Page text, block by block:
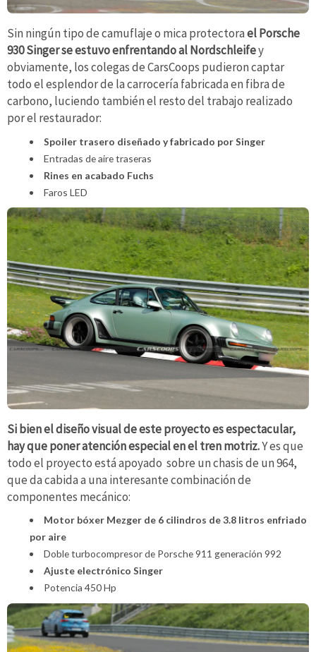
Sin ningún tipo de camuflaje o mica protectorael Porsche
930 Singer se estuvo enfrentando al Nordschleifey
obviamente, los colegas de CarsCoops pudieron captar
todo el esplendor de la carrocería fabricada en fibra de
carbono, luciendo también el resto del trabajo realizado
por el restaurador:
Spoiler trasero diseñado y fabricado por Singer
Entradas de aire traseras
Rines en acabado Fuchs
Faros LED
Si bien el diseño visual de este proyecto es espectacular,
hay que poner atención especial en el tren motriz.Y es que
todo el proyecto está apoyado sobre un chasis de un 964,
que da cabida a una interesante combinación de
componentes mecánico:
Motor bóxer Mezger de 6 cilindros de 3.8 litros enfriado
por aire
Doble turbocompresor de Porsche 911 generación 992
Ajuste electrónico Singer
Potencia 450 Hp